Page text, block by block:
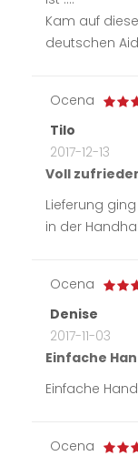
Kam auf
deutschen
Ocena
Tilo
2017-12-13
Voll
Lieferung
in der
Ocena
Denise
2017-11-03
Einfache
Einfache
Ocena